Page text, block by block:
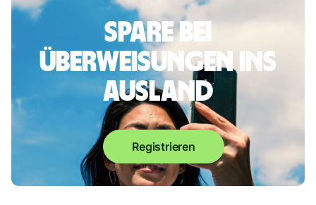
Spare bei
Überweisungen ins
Ausland
Registrieren